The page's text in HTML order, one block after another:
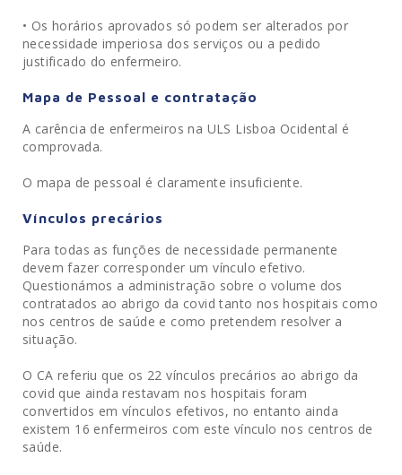
• Os horários aprovados só podem ser alterados por
necessidade imperiosa dos serviços ou a pedido
justificado do enfermeiro.
Mapa de Pessoal e contratação
A carência de enfermeiros na ULS Lisboa Ocidental é
comprovada.
O mapa de pessoal é claramente insuficiente.
Vínculos precários
Para todas as funções de necessidade permanente
devem fazer corresponder um vínculo efetivo.
Questionámos a administração sobre o volume dos
contratados ao abrigo da covid tanto nos hospitais como
nos centros de saúde e como pretendem resolver a
situação.
O CA referiu que os 22 vínculos precários ao abrigo da
covid que ainda restavam nos hospitais foram
convertidos em vínculos efetivos, no entanto ainda
existem 16 enfermeiros com este vínculo nos centros de
saúde.